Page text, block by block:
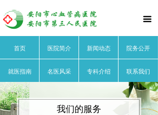
끀
首页
医院领导
医院荣誉
首页 医院简介 新闻动态 院务公开
就医指南 名医风采 专科介绍 联系我们
我们的服务